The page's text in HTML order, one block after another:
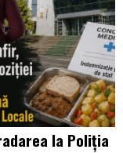
la Poliția